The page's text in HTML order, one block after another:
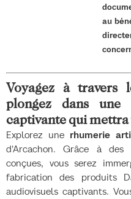
au
Voyagez à
plongez dans une
captivante qui mettra
Explorez une rhumerie
d'Arcachon. Grâce à des
conçues, vous serez
fabrication des produits
audiovisuels captivants.